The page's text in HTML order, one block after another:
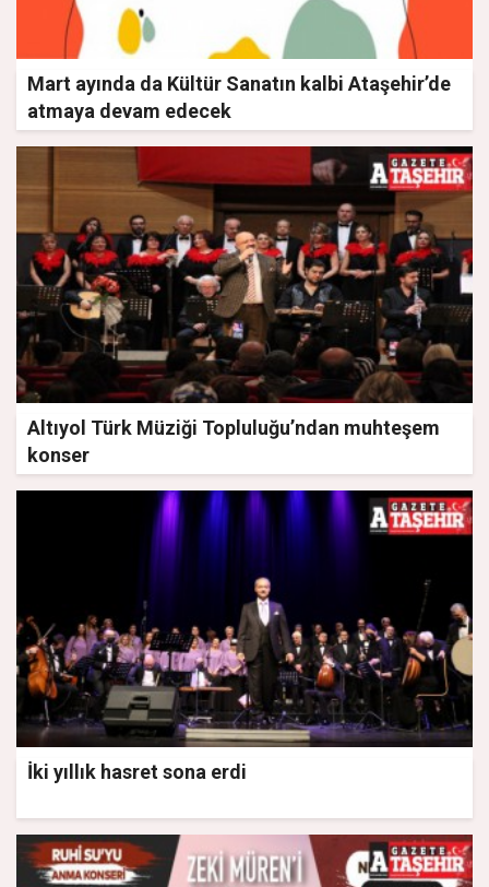
Mart ayında da Kültür Sanatın kalbi Ataşehir’de
atmaya devam edecek
Altıyol Türk Müziği Topluluğu’ndan muhteşem
konser
İki yıllık hasret sona erdi